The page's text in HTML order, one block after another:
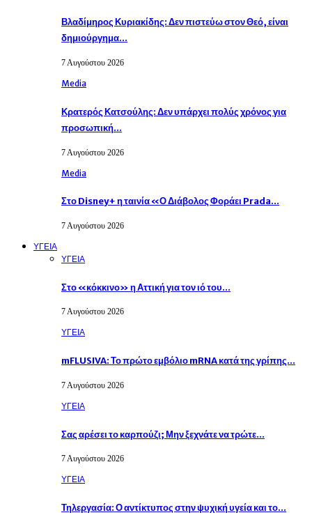
Βλαδίμηρος Κυριακίδης: Δεν πιστεύω στον Θεό, είναι
δημιούργημα…
7 Αυγούστου 2026
Media
Κρατερός Κατσούλης: Δεν υπάρχει πολύς χρόνος για
προσωπική…
7 Αυγούστου 2026
Media
Στο Disney+ η ταινία «Ο Διάβολος Φοράει Prada…
7 Αυγούστου 2026
ΥΓΕΙΑ
ΥΓΕΙΑ
Στο «κόκκινο» η Αττική για τον ιό του…
7 Αυγούστου 2026
ΥΓΕΙΑ
mFLUSIVA: Το πρώτο εμβόλιο mRNA κατά της γρίπης…
7 Αυγούστου 2026
ΥΓΕΙΑ
Σας αρέσει το καρπούζι; Μην ξεχνάτε να τρώτε…
7 Αυγούστου 2026
ΥΓΕΙΑ
Τηλεργασία: Ο αντίκτυπος στην ψυχική υγεία και το…